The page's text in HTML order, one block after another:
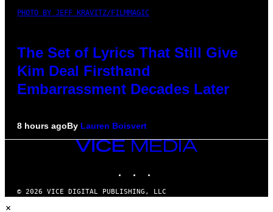
PHOTO BY JEFF KRAVITZ/FILMMAGIC
The Set of Lyrics That Still Give
Kim Deal Firsthand
Embarrassment Decades Later
8 hours agoBy Lauren Boisvert
VICE
MEDIA
© 2026 VICE DIGITAL PUBLISHING, LLC
×